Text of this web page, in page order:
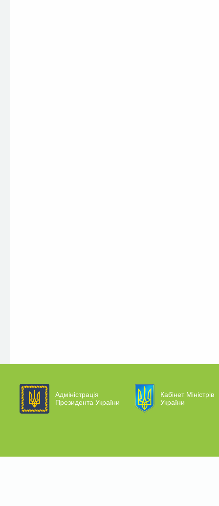
Адміністрація
Президента України
Кабінет Міністрів
України